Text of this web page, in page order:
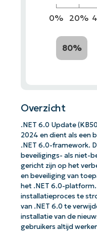
0% 20%
80%
Overzicht
.NET 6.0 Update
2024 en dient als een
.NET 6.0-framework.
beveiligings- als niet-
gericht zijn op het
en beveiliging van
het .NET 6.0-
installatieproces te
van .NET 6.0 te
installatie van de
gebruikers altijd